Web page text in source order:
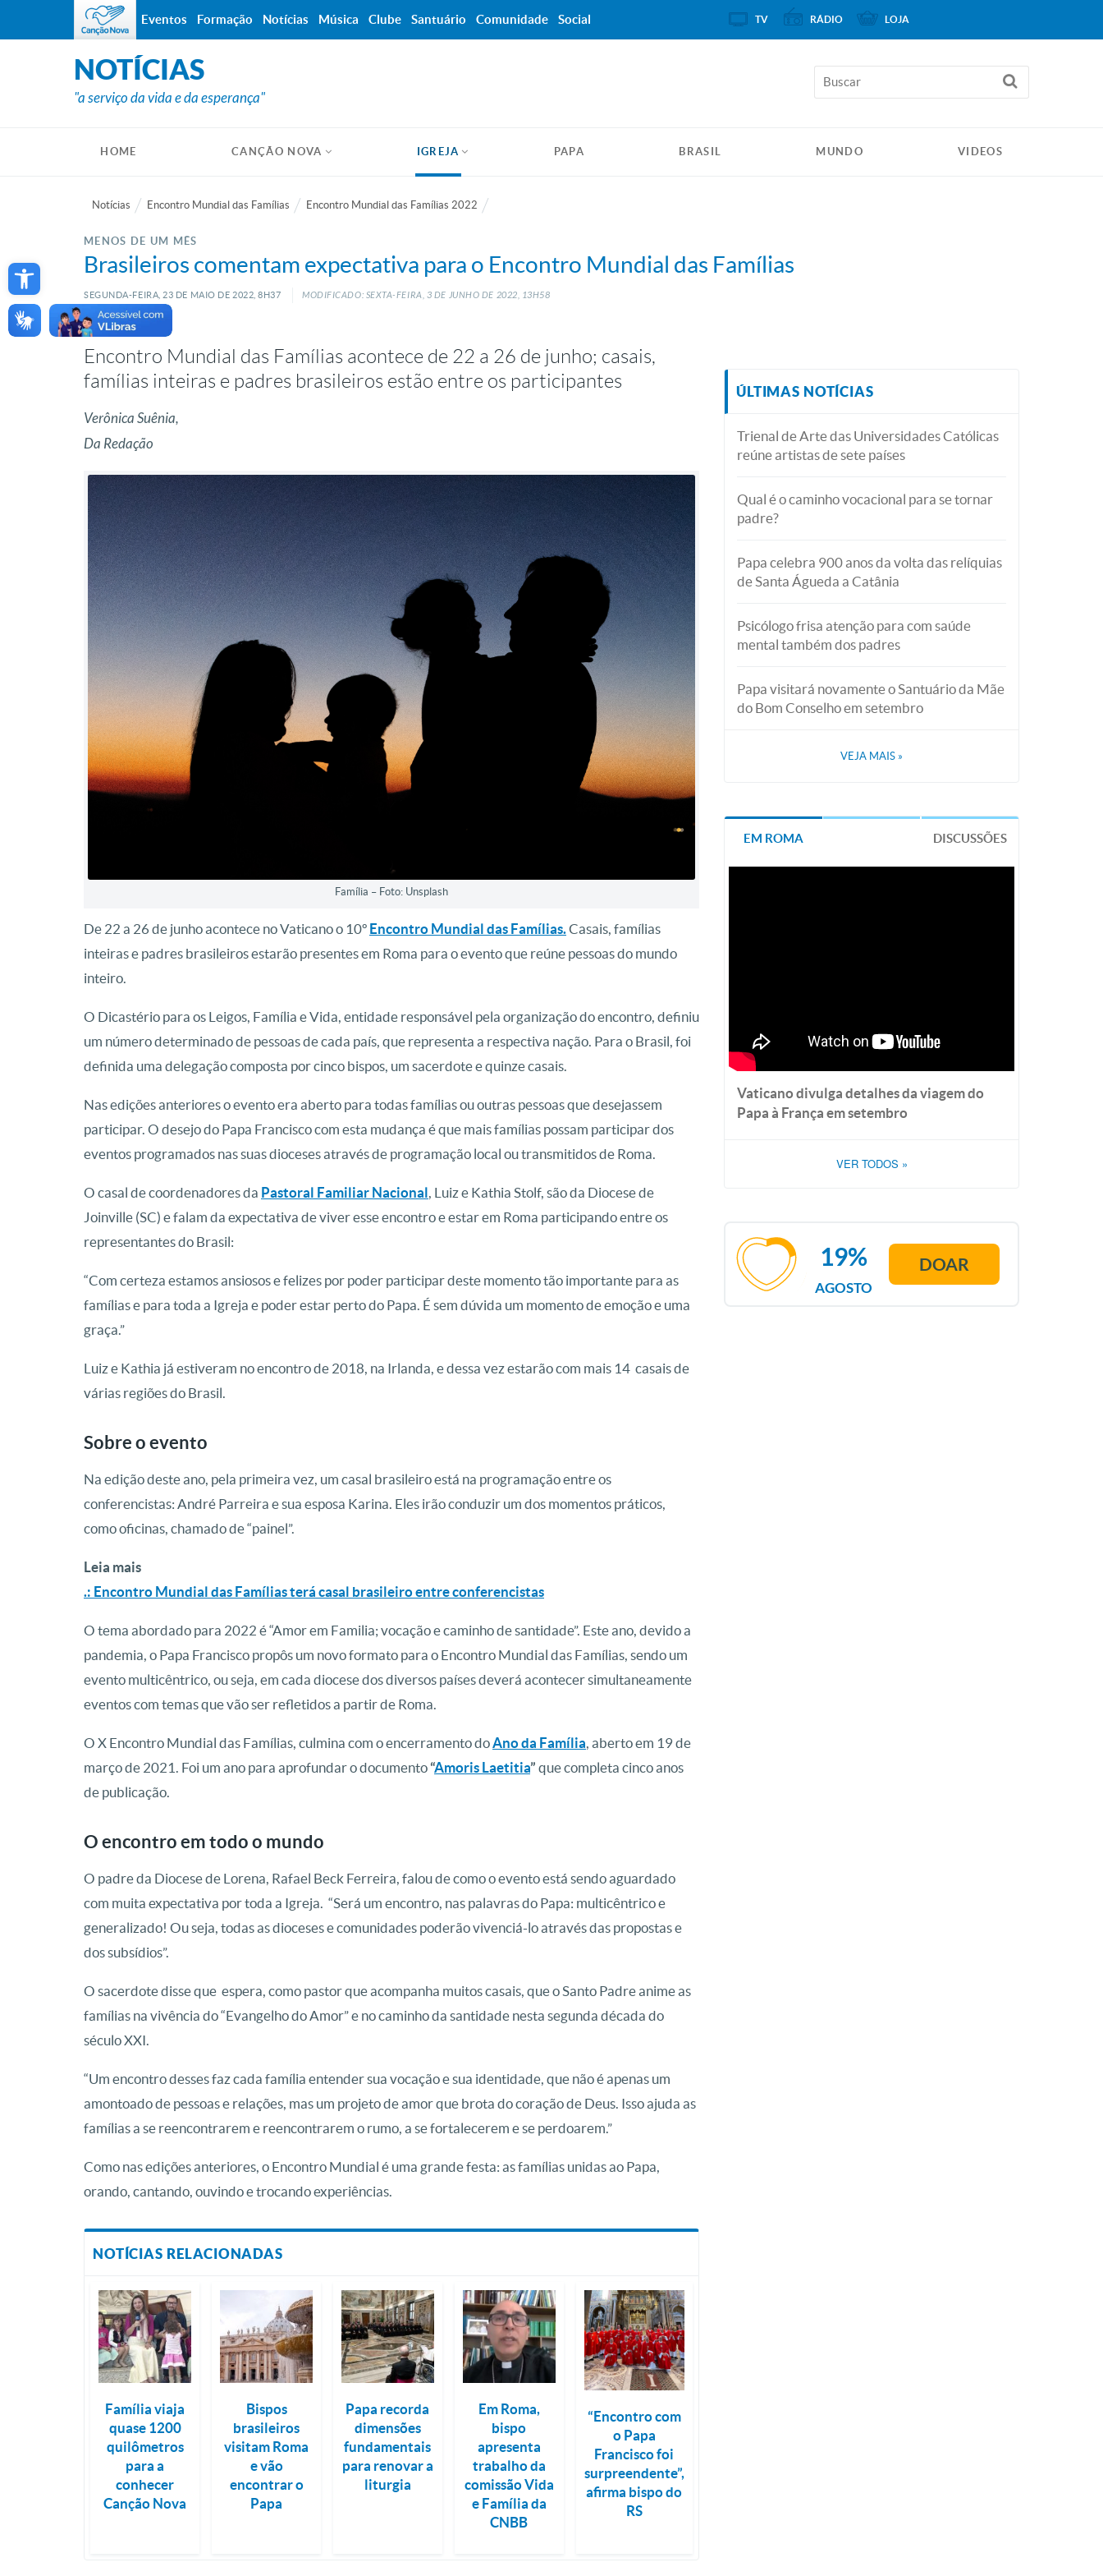
Open toolbar
NOTÍCIAS
"a serviço da vida e da esperança"
HOME CANÇÃO NOVA IGREJA PAPA BRASIL MUNDO VIDEOS
Notícias Encontro Mundial das Famílias Encontro Mundial das Famílias 2022
MENOS DE UM MÊS
Brasileiros comentam expectativa para o Encontro Mundial das Famílias
SEGUNDA-FEIRA, 23 DE MAIO DE 2022, 8H37 MODIFICADO: SEXTA-FEIRA, 3 DE JUNHO DE 2022, 13H58
Encontro Mundial das Famílias acontece de 22 a 26 de junho; casais,
famílias inteiras e padres brasileiros estão entre os participantes
Verônica Suênia,
Da Redação
Família – Foto: Unsplash
De 22 a 26 de junho acontece no Vaticano o 10º Encontro Mundial das Famílias.Casais, famílias
inteiras e padres brasileiros estarão presentes em Roma para o evento que reúne pessoas do mundo
inteiro.
O Dicastério para os Leigos, Família e Vida, entidade responsável pela organização do encontro, definiu
um número determinado de pessoas de cada país, que representa a respectiva nação. Para o Brasil, foi
definida uma delegação composta por cinco bispos, um sacerdote e quinze casais.
Nas edições anteriores o evento era aberto para todas famílias ou outras pessoas que desejassem
participar. O desejo do Papa Francisco com esta mudança é que mais famílias possam participar dos
eventos programados nas suas dioceses através de programação local ou transmitidos de Roma.
O casal de coordenadores da Pastoral Familiar Nacional, Luiz e Kathia Stolf, são da Diocese de
Joinville (SC) e falam da expectativa de viver esse encontro e estar em Roma participando entre os
representantes do Brasil:
“Com certeza estamos ansiosos e felizes por poder participar deste momento tão importante para as
famílias e para toda a Igreja e poder estar perto do Papa. É sem dúvida um momento de emoção e uma
graça.”
Luiz e Kathia já estiveram no encontro de 2018, na Irlanda, e dessa vez estarão com mais 14 casais de
várias regiões do Brasil.
Sobre o evento
Na edição deste ano, pela primeira vez, um casal brasileiro está na programação entre os
conferencistas: André Parreira e sua esposa Karina. Eles irão conduzir um dos momentos práticos,
como oficinas, chamado de “painel”.
Leia mais
.: Encontro Mundial das Famílias terá casal brasileiro entre conferencistas
O tema abordado para 2022 é “Amor em Familia; vocação e caminho de santidade”. Este ano, devido a
pandemia, o Papa Francisco propôs um novo formato para o Encontro Mundial das Famílias, sendo um
evento multicêntrico, ou seja, em cada diocese dos diversos países deverá acontecer simultaneamente
eventos com temas que vão ser refletidos a partir de Roma.
O X Encontro Mundial das Famílias, culmina com o encerramento doAno da Família, aberto em 19 de
março de 2021. Foi um ano para aprofundar o documento “Amoris Laetitia” que completa cinco anos
de publicação.
O encontro em todo o mundo
O padre da Diocese de Lorena, Rafael Beck Ferreira, falou de como o evento está sendo aguardado
com muita expectativa por toda a Igreja. “Será um encontro, nas palavras do Papa: multicêntrico e
generalizado! Ou seja, todas as dioceses e comunidades poderão vivenciá-lo através das propostas e
dos subsídios”.
O sacerdote disse que espera, como pastor que acompanha muitos casais, que o Santo Padre anime as
famílias na vivência do “Evangelho do Amor” e no caminho da santidade nesta segunda década do
século XXI.
“Um encontro desses faz cada família entender sua vocação e sua identidade, que não é apenas um
amontoado de pessoas e relações, mas um projeto de amor que brota do coração de Deus. Isso ajuda as
famílias a se reencontrarem e reencontrarem o rumo, a se fortalecerem e se perdoarem.”
Como nas edições anteriores, o Encontro Mundial é uma grande festa: as famílias unidas ao Papa,
orando, cantando, ouvindo e trocando experiências.
NOTÍCIAS RELACIONADAS
Família viaja
quase 1200
quilômetros
para a
conhecer
Canção Nova
Bispos
brasileiros
visitam Roma
e vão
encontrar o
Papa
Papa recorda
dimensões
fundamentais
para renovar a
liturgia
Em Roma,
bispo
apresenta
trabalho da
comissão Vida
e Família da
CNBB
“Encontro com
o Papa
Francisco foi
surpreendente”,
afirma bispo do
RS
ÚLTIMAS NOTÍCIAS
Trienal de Arte das Universidades Católicas
reúne artistas de sete países
Qual é o caminho vocacional para se tornar
padre?
Papa celebra 900 anos da volta das relíquias
de Santa Águeda a Catânia
Psicólogo frisa atenção para com saúde
mental também dos padres
Papa visitará novamente o Santuário da Mãe
do Bom Conselho em setembro
VEJA MAIS »
EM ROMA DISCUSSÕES
Vaticano divulga detalhes da viagem do
Papa à França em setembro
VER TODOS »
AGOSTO
19% DOAR
Eventos Formação Notícias Música Clube Santuário Comunidade Social TV RÁDIO LOJA